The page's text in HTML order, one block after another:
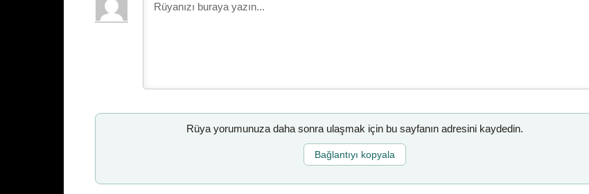
Rüya yorumunuza daha sonra ulaşmak için bu sayfanın adresini kaydedin.
Bağlantıyı kopyala